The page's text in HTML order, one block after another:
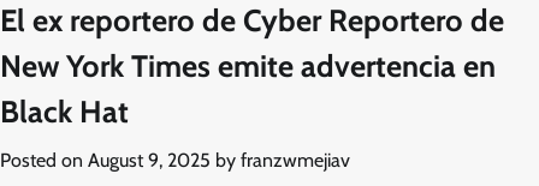
El ex reportero de Cyber Reportero de
New York Times emite advertencia en
Black Hat
Posted on August 9, 2025 by franzwmejiav